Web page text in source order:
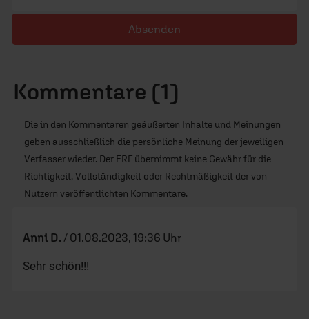
Absenden
Kommentare (1)
Die in den Kommentaren geäußerten Inhalte und Meinungen
geben ausschließlich die persönliche Meinung der jeweiligen
Verfasser wieder. Der ERF übernimmt keine Gewähr für die
Richtigkeit, Vollständigkeit oder Rechtmäßigkeit der von
Nutzern veröffentlichten Kommentare.
Anni D. / 01.08.2023, 19:36 Uhr
Sehr schön!!!